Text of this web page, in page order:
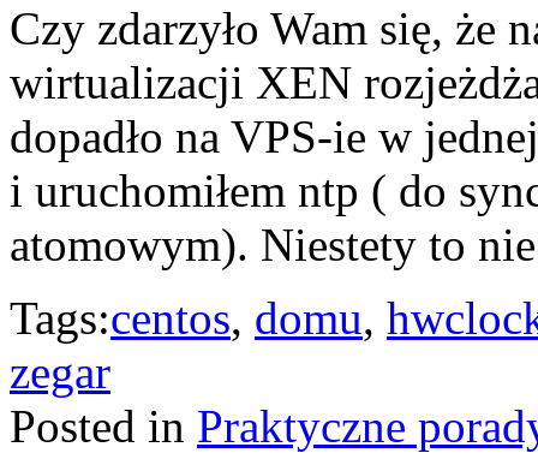
Czy zdarzyło Wam się, że
wirtualizacji XEN
dopadło na VPS-ie w
i uruchomiłem ntp ( do
atomowym). Niestety to
Tags:centos, domu,
zegar
Posted in Praktyczne